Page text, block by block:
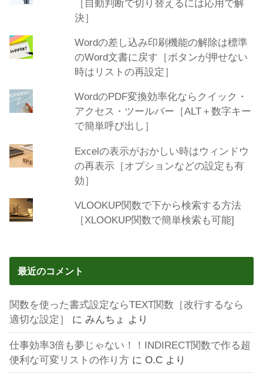
［自動判断で切り替えるには応用で解
決］
Wordの差し込み印刷機能の解除は標準
のWord文書に戻す［ボタンが押せない
時はリストの再設定］
WordのPDF変換効率化ならクイック・
アクセス・ツールバー［ALT＋数字キー
で簡単呼び出し］
Excelの表示がおかしい時はウィンドウ
の再表示［オプションなどの設定も有
効］
VLOOKUP関数で下から検索する方法
［XLOOKUP関数で簡単検索も可能]
最近のコメント
関数を使った書式設定ならTEXT関数［改行するなら
適切な設定］
にみんちょ より
仕事効率3倍も夢じゃない！！INDIRECT関数で作る超
便利な可変リストの作り方 にO.C より